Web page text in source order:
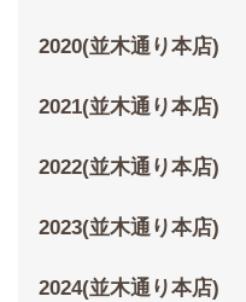
2020(並木通り本店)
2021(並木通り本店)
2022(並木通り本店)
2023(並木通り本店)
2024(並木通り本店)